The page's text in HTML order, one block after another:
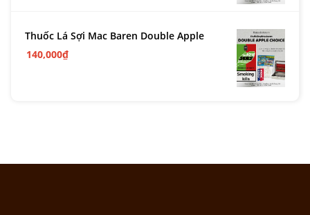
Thuốc Lá Sợi Mac Baren Double Apple
140,000₫